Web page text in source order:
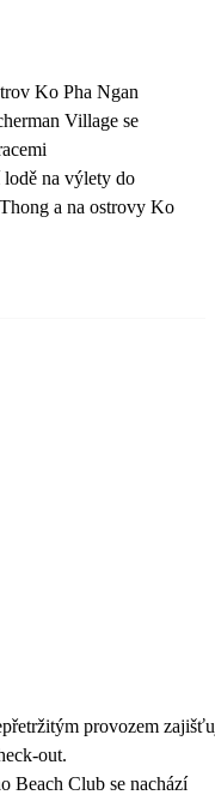
Ko Pha Ngan
Village se
lodě na výlety do
a na ostrovy Ko
provozem
out.
Beach Club se nachází